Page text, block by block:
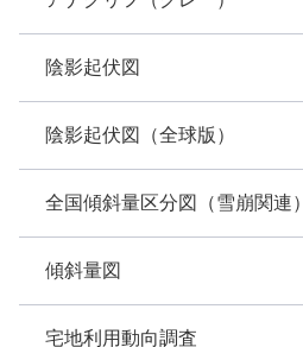
陰影起伏図
陰影起伏図（全球版）
全国傾斜量区分図（雪崩関連）
傾斜量図
宅地利用動向調査